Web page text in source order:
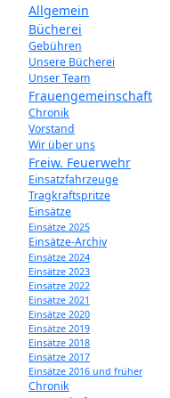
Allgemein
Bücherei
Gebühren
Unsere Bücherei
Unser Team
Frauengemeinschaft
Chronik
Vorstand
Wir über uns
Freiw. Feuerwehr
Einsatzfahrzeuge
Tragkraftspritze
Einsätze
Einsätze 2025
Einsätze-Archiv
Einsätze 2024
Einsätze 2023
Einsätze 2022
Einsätze 2021
Einsätze 2020
Einsätze 2019
Einsätze 2018
Einsätze 2017
Einsätze 2016 und früher
Chronik